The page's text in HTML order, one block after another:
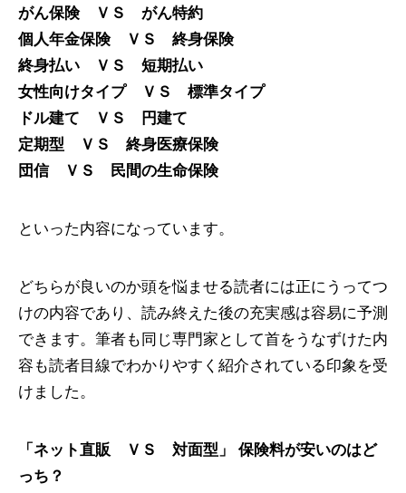
がん保険 ＶＳ がん特約
個人年金保険 ＶＳ 終身保険
終身払い ＶＳ 短期払い
女性向けタイプ ＶＳ 標準タイプ
ドル建て ＶＳ 円建て
定期型 ＶＳ 終身医療保険
団信 ＶＳ 民間の生命保険
といった内容になっています。
どちらが良いのか頭を悩ませる読者には正にうってつ
けの内容であり、読み終えた後の充実感は容易に予測
できます。筆者も同じ専門家として首をうなずけた内
容も読者目線でわかりやすく紹介されている印象を受
けました。
「ネット直販 ＶＳ 対面型」 保険料が安いのはど
っち？